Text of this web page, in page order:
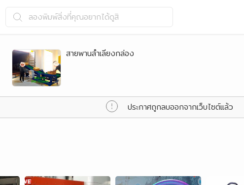
ลองพิมพ์สิ่งที่คุณอยากได้ดูสิ
สายพานลำเลียงกล่อง
ประกาศถูกลบออกจากเว็บไซต์แล้ว